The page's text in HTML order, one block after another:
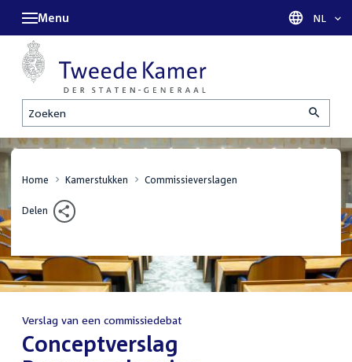
Zoeken
Menu Taal
NL
Home Kamerstukken Commissieverslagen
Delen
Verslag van een commissiedebat
:Conceptverslag